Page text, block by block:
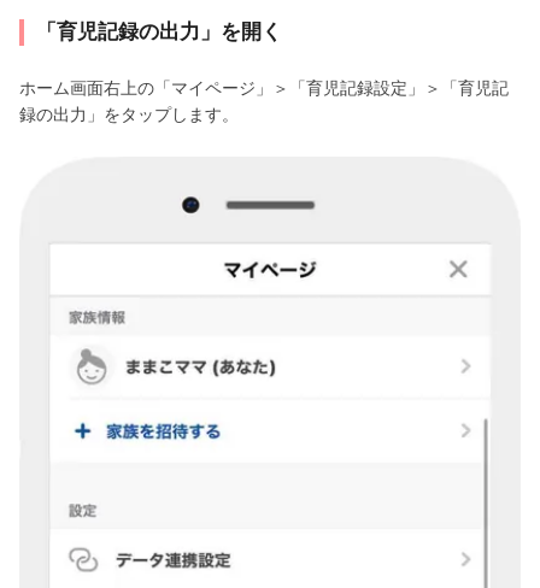
「育児記録の出力」を開く
ホーム画面右上の「マイページ」＞「育児記録設定」＞「育児記
録の出力」をタップします。